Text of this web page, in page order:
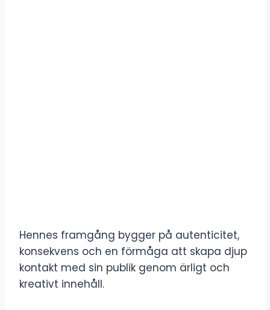
Hennes framgång bygger på autenticitet,
konsekvens och en förmåga att skapa djup
kontakt med sin publik genom ärligt och
kreativt innehåll.